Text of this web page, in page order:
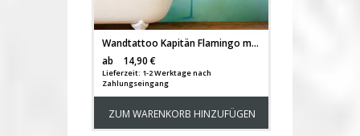
Wandtattoo Kapitän Flamingo mit Seifenblasen und fliegenden Fischen M2086
ab
14,90 €
Lieferzeit: 1-2 Werktage nach
Zahlungseingang
ZUM WARENKORB HINZUFÜGEN